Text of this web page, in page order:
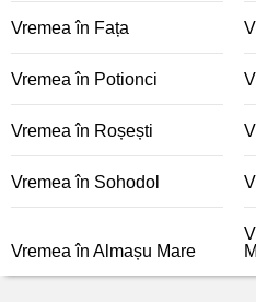
Vremea în Fața
Vremea în Potionci
Vremea în Roșești
Vremea în Sohodol
Vremea în Almașu Mare